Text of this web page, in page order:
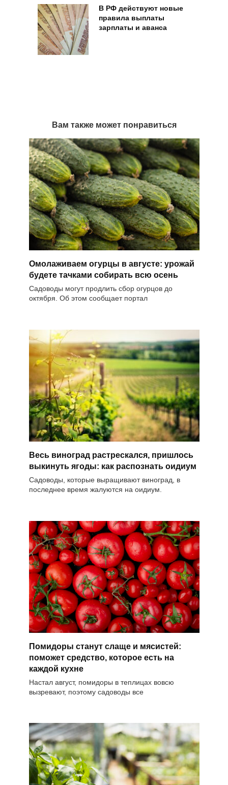
В РФ действуют новые
правила выплаты
зарплаты и аванса
Вам также может понравиться
Омолаживаем огурцы в августе: урожай
будете тачками собирать всю осень
Садоводы могут продлить сбор огурцов до
октября. Об этом сообщает портал
Весь виноград растрескался, пришлось
выкинуть ягоды: как распознать оидиум
Садоводы, которые выращивают виноград, в
последнее время жалуются на оидиум.
Помидоры станут слаще и мясистей:
поможет средство, которое есть на
каждой кухне
Настал август, помидоры в теплицах вовсю
вызревают, поэтому садоводы все